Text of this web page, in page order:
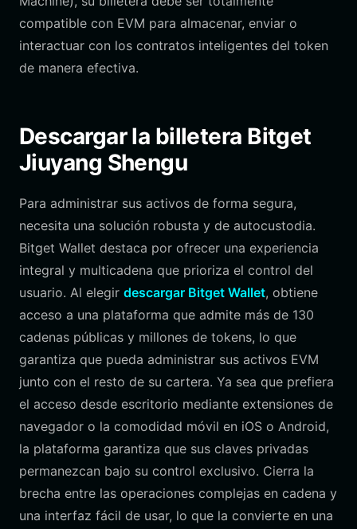
compatible con EVM para almacenar, enviar o
interactuar con los contratos inteligentes del token
de manera efectiva.
Descargar la billetera Bitget
Jiuyang Shengu
Para administrar sus activos de forma segura,
necesita una solución robusta y de autocustodia.
Bitget Wallet destaca por ofrecer una experiencia
integral y multicadena que prioriza el control del
usuario. Al elegir descargar Bitget Wallet, obtiene
acceso a una plataforma que admite más de 130
cadenas públicas y millones de tokens, lo que
garantiza que pueda administrar sus activos EVM
junto con el resto de su cartera. Ya sea que prefiera
el acceso desde escritorio mediante extensiones de
navegador o la comodidad móvil en iOS o Android,
la plataforma garantiza que sus claves privadas
permanezcan bajo su control exclusivo. Cierra la
brecha entre las operaciones complejas en cadena y
una interfaz fácil de usar, lo que la convierte en una